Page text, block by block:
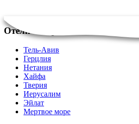
Отели в Израиле
Тель-Авив
Герцлия
Нетания
Хайфа
Тверия
Иерусалим
Эйлат
Мертвое море